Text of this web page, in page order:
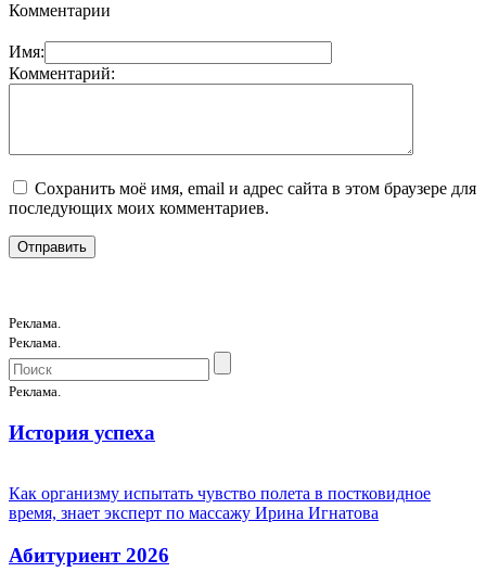
Комментарии
Имя:
Комментарий:
Сохранить моё имя, email и адрес сайта в этом браузере для
последующих моих комментариев.
Реклама.
Реклама.
Реклама.
История успеха
Как организму испытать чувство полета в постковидное
время, знает эксперт по массажу Ирина Игнатова
Абитуриент 2026